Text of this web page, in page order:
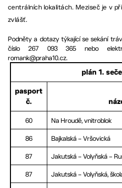
centrálních lokalitách. Meziseč je v
zvlášť.
Podněty a dotazy týkající se sekání
číslo 267 093 365 nebo
romank@praha10.cz.
plán 1.
pasport
č.
60 Na Hroudě, vnitroblok
86 Bajkalská – Vršovická
87 Jakutská – Volyňská –
87 Jakutská – Volyňská,